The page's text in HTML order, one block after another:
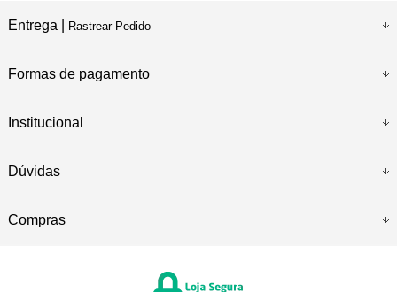
Entrega | Rastrear Pedido
Formas de pagamento
Institucional
Dúvidas
Compras